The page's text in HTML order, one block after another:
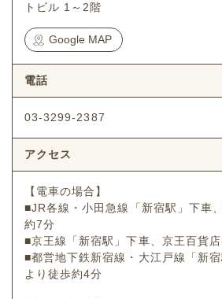
トビル 1～2階
Google MAP
電話
03-3299-2387
アクセス
【電車の場合】
■JR各線・小田急線「新宿駅」下車
約7分
■京王線「新宿駅」下車、京王百貨
■都営地下鉄新宿線・大江戸線「新
より徒歩約4分